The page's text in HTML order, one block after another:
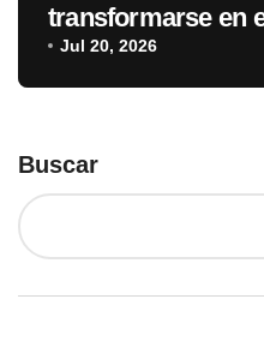
transformarse en
los mundiales
Jul 20, 2026
Buscar